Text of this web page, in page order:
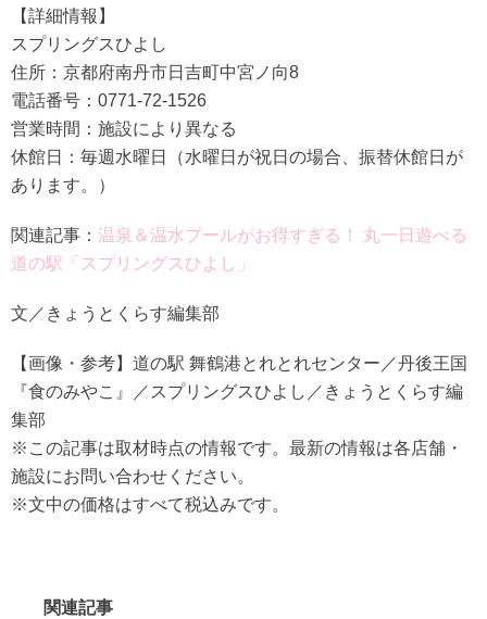
【詳細情報】
スプリングスひよし
住所：京都府南丹市日吉町中宮ノ向8
電話番号：0771-72-1526
営業時間：施設により異なる
休館日：毎週水曜日（水曜日が祝日の場合、振替休館日が
あります。）
関連記事： 温泉＆温水プールがお得すぎる！ 丸一日遊べる
道の駅「スプリングスひよし」
文／きょうとくらす編集部
【画像・参考】道の駅 舞鶴港とれとれセンター／丹後王国
『食のみやこ』／スプリングスひよし／きょうとくらす編
集部
※この記事は取材時点の情報です。最新の情報は各店舗・
施設にお問い合わせください。
※文中の価格はすべて税込みです。
関連記事